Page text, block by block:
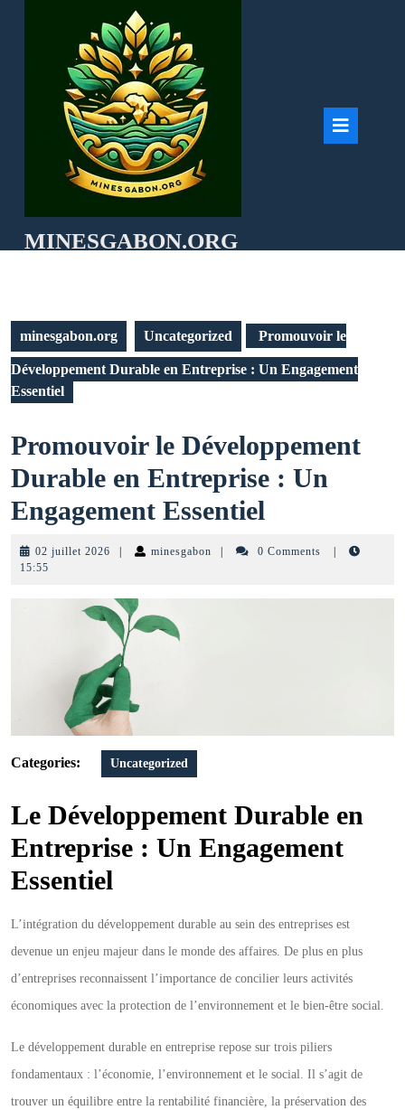
MINESGABON.ORG
minesgabon.org Uncategorized Promouvoir le
Développement Durable en Entreprise : Un Engagement
Essentiel
Promouvoir le Développement
Durable en Entreprise : Un
Engagement Essentiel
le
Durable
Un
Essentiel
02 juillet 2026 02
minesgabon minesgabon0 Comments
15:55
Categories: Uncategorized
Le Développement Durable en
Entreprise : Un Engagement
Essentiel
L’intégration du développement durable au sein des entreprises est
devenue un enjeu majeur dans le monde des affaires. De plus en plus
d’entreprises reconnaissent l’importance de concilier leurs activités
économiques avec la protection de l’environnement et le bien-être social.
Le développement durable en entreprise repose sur trois piliers
fondamentaux : l’économie, l’environnement et le social. Il s’agit de
trouver un équilibre entre la rentabilité financière, la préservation des